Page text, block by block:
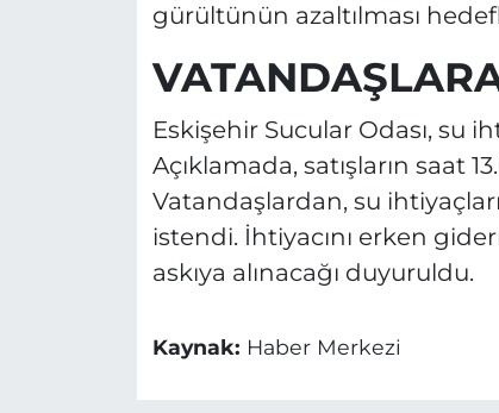
gürültünün azaltılması
Eskişehir Sucular Odası, su
Açıklamada, satışların saat
Vatandaşlardan, su
istendi. İhtiyacını erken
askıya alınacağı duyuruldu.
Kaynak: Haber Merkezi